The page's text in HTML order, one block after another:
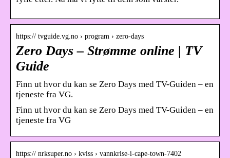
https:// tvguide.vg.no › program › zero-days
Zero Days – Strømme online | TV
Guide
Finn ut hvor du kan se Zero Days med TV-Guiden – en
tjeneste fra VG.
Finn ut hvor du kan se Zero Days med TV-Guiden – en
tjeneste fra VG
https:// nrksuper.no › kviss › vannkrise-i-cape-town-7402